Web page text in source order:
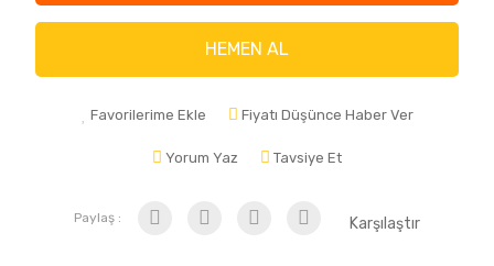
HEMEN AL
Favorilerime Ekle Fiyatı Düşünce Haber Ver
Yorum Yaz Tavsiye Et
Paylaş : Karşılaştır